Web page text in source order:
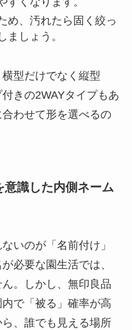
め、汚れたら固く絞っ
ましょう。
型だけでなく縦型
きの2WAYタイプもあ
わせて形を選べるの
識した内側ネーム
いのが「名前付け」
必要な園生活では、
。しかし、無印良品
で「被る」確率が高
、誰でも見える場所